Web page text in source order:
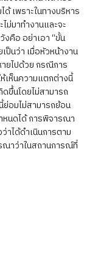
เพราะในทางบริหาร
ม่มาทำงานและจะ
งคือ อย่าเอา “ขั้น
ป็นว่า เมื่อหัวหน้างาน
ยไปด้วย กรณีการ
เห็นความแตกต่างนี้
ขึ้นโดยไม่สามารถ
อมไม่สามารถย้อน
หนดได้ การพิจารณา
าได้ดำเนินการตาม
าว่าในสถานการณ์ที่